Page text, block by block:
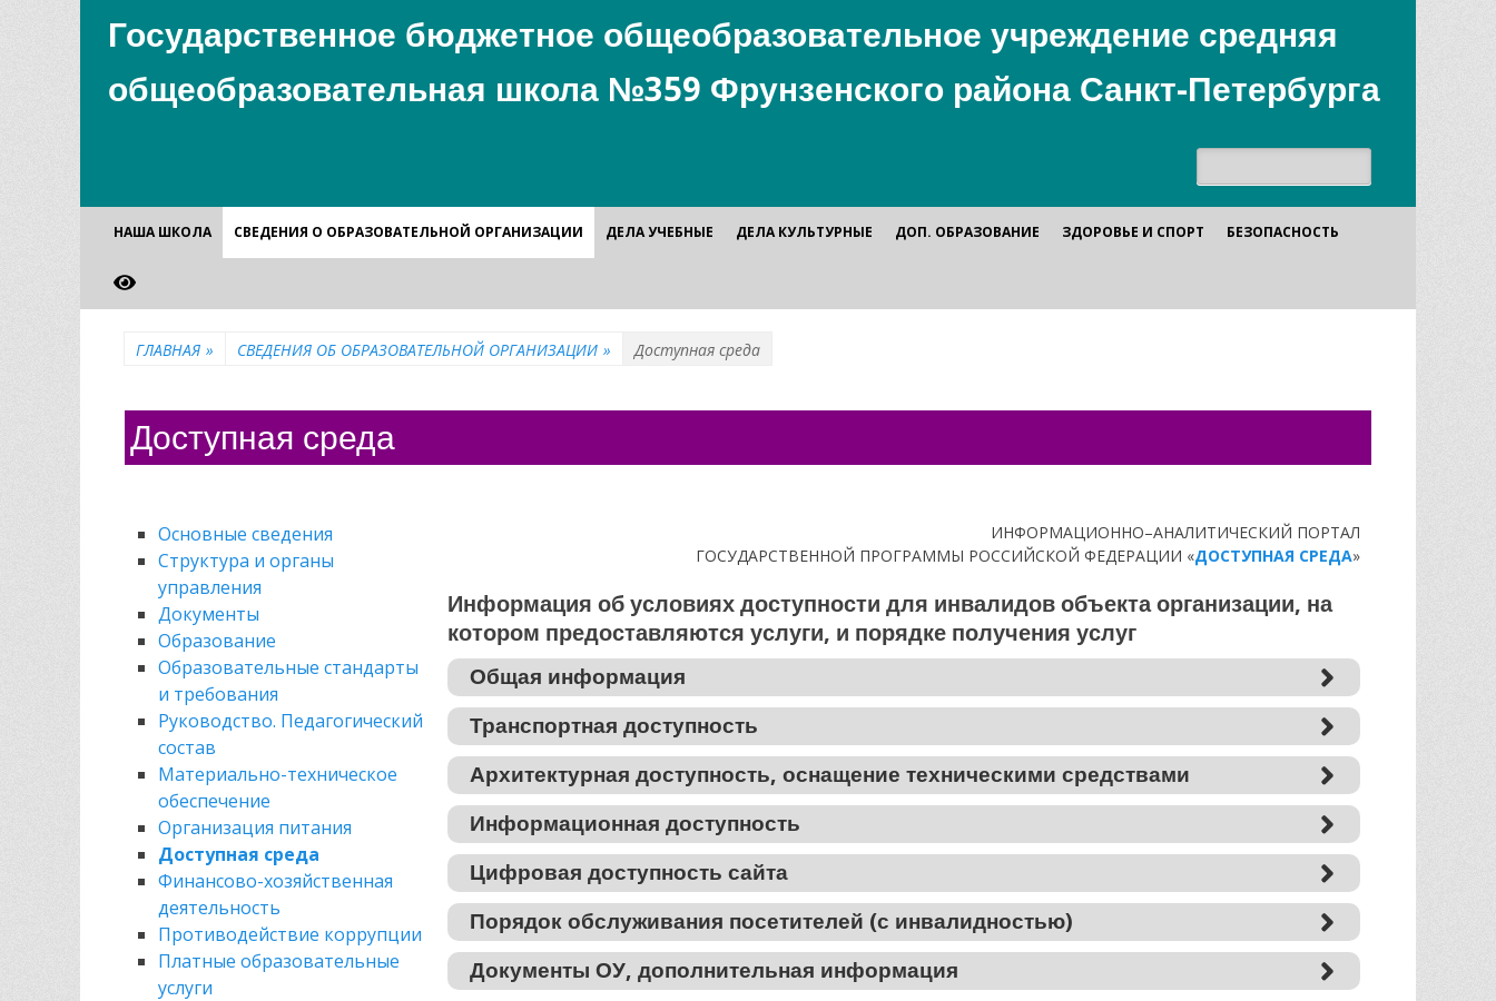
Государственное бюджетное общеобразовательное учреждение средняя
общеобразовательная школа №359 Фрунзенского района Санкт-Петербурга
Основное
меню
содержимому
НАША ШКОЛА СВЕДЕНИЯ О ОБРАЗОВАТЕЛЬНОЙ ОРГАНИЗАЦИИ ДЕЛА УЧЕБНЫЕ ДЕЛА КУЛЬТУРНЫЕ ДОП. ОБРАЗОВАНИЕ ЗДОРОВЬЕ И СПОРТ БЕЗОПАСНОСТЬ
ГЛАВНАЯ » СВЕДЕНИЯ ОБ ОБРАЗОВАТЕЛЬНОЙ ОРГАНИЗАЦИИ » Доступная среда
Доступная среда
Основные сведения
Структура и органы
управления
Документы
Образование
Образовательные стандарты
и требования
Руководство. Педагогический
состав
Материально-техническое
обеспечение
Организация питания
Доступная среда
Финансово-хозяйственная
деятельность
Противодействие коррупции
Платные образовательные
услуги
ИНФОРМАЦИОННО–АНАЛИТИЧЕСКИЙ ПОРТАЛ
ГОСУДАРСТВЕННОЙ ПРОГРАММЫ РОССИЙСКОЙ ФЕДЕРАЦИИ «ДОСТУПНАЯ СРЕДА»
Информация об условиях доступности для инвалидов объекта организации, на
котором предоставляются услуги, и порядке получения услуг
Общая информация
Транспортная доступность
Архитектурная доступность, оснащение техническими средствами
Информационная доступность
Цифровая доступность сайта
Порядок обслуживания посетителей (с инвалидностью)
Документы ОУ, дополнительная информация